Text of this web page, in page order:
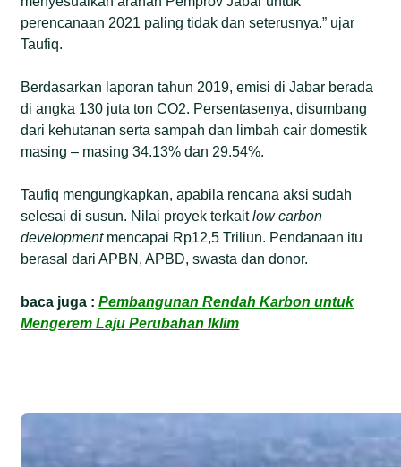
perencanaan 2021 paling tidak dan seterusnya.” ujar
Taufiq.
Berdasarkan laporan tahun 2019, emisi di Jabar berada
di angka 130 juta ton CO2. Persentasenya, disumbang
dari kehutanan serta sampah dan limbah cair domestik
masing – masing 34.13% dan 29.54%.
Taufiq mengungkapkan, apabila rencana aksi sudah
selesai di susun. Nilai proyek terkaitlow carbon
developmentmencapai Rp12,5 Triliun. Pendanaan itu
berasal dari APBN, APBD, swasta dan donor.
baca juga :Pembangunan Rendah Karbon untuk
Mengerem Laju Perubahan Iklim